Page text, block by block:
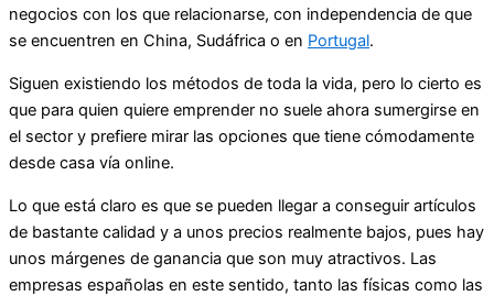
negocios con los que relacionarse, con independencia de que
se encuentren en China, Sudáfrica o en Portugal.
Siguen existiendo los métodos de toda la vida, pero lo cierto es
que para quien quiere emprender no suele ahora sumergirse en
el sector y prefiere mirar las opciones que tiene cómodamente
desde casa vía online.
Lo que está claro es que se pueden llegar a conseguir artículos
de bastante calidad y a unos precios realmente bajos, pues hay
unos márgenes de ganancia que son muy atractivos. Las
empresas españolas en este sentido, tanto las físicas como las